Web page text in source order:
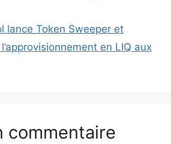
lance Token Sweeper et
en LIQ aux
commentaire